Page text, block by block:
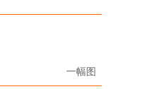
一幅图